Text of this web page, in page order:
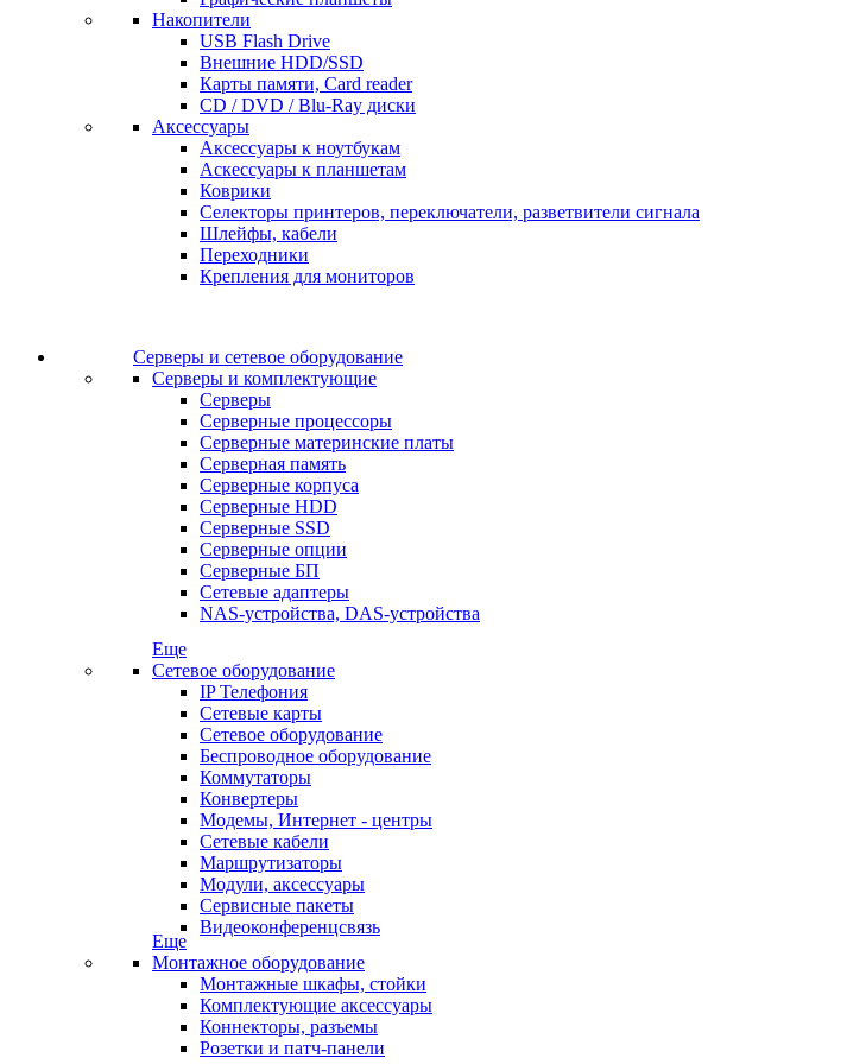
Накопители
USB Flash Drive
Внешние HDD/SSD
Карты памяти, Card reader
CD / DVD / Blu-Ray диски
Аксессуары
Аксессуары к ноутбукам
Аскессуары к планшетам
Коврики
Селекторы принтеров, переключатели, разветвители сигнала
Шлейфы, кабели
Переходники
Крепления для мониторов
Серверы и сетевое оборудование
Серверы и комплектующие
Серверы
Серверные процессоры
Серверные материнские платы
Серверная память
Серверные корпуса
Серверные HDD
Серверные SSD
Серверные опции
Серверные БП
Сетевые адаптеры
NAS-устройства, DAS-устройства
Еще
Сетевое оборудование
IP Телефония
Сетевые карты
Сетевое оборудование
Беспроводное оборудование
Коммутаторы
Конвертеры
Модемы, Интернет - центры
Сетевые кабели
Маршрутизаторы
Модули, аксессуары
Сервисные пакеты
Видеоконференцсвязь
Еще
Монтажное оборудование
Монтажные шкафы, стойки
Комплектующие аксессуары
Коннекторы, разъемы
Розетки и патч-панели